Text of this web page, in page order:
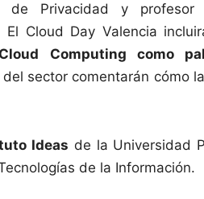
de Privacidad y profesor
Cloud Day Valencia
Computing como
sector comentarán cómo
Ideas de la Universidad
de la Información.